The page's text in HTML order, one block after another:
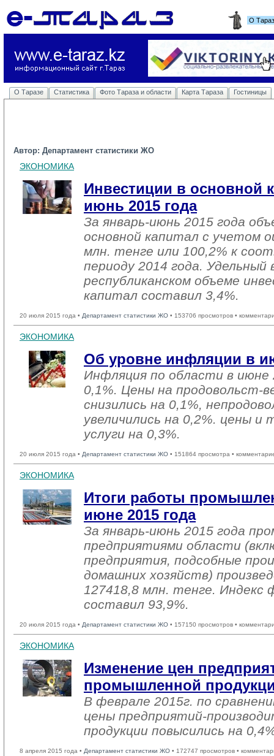
О
О Таразе Статистика Фото Тараза и области Карта Тараза Гостиницы
Автор: Департамент статистики ЖО
ЭКОНОМИКА
Инвестиции в основной
июнь 2015 года
За январь-июнь 2015 года
основной капитал с учетом
млн. тенге или 100,2% к
периоду 2014 года. Удельный
республиканском объеме
капитал составил 3,4%.
20 июля 2015 года • Департамент статистики ЖО • 153706 просмотров •
ЭКОНОМИКА
Об уровне инфляции в
Инфляция по области в июне
0,1%. Цены на продовольст-
снизились на 0,1%,
увеличились на 0,2%. цены
услуги на 0,3%.
20 июля 2015 года • Департамент статистики ЖО • 151864 просмотра •
ЭКОНОМИКА
Итоги работы
июне 2015 года
За январь-июнь 2015 года
предприятиями области
предприятия, подсобные
домашних хозяйств)
127418,8 млн. тенге. Индекс
составил 93,9%.
20 июля 2015 года • Департамент статистики ЖО • 157150 просмотров •
ЭКОНОМИКА
Изменение цен
промышленной
В феврале 2015г. по
цены предприятий-
продукции повысились на
8 апреля 2015 года • Департамент статистики ЖО • 172747 просмотров •